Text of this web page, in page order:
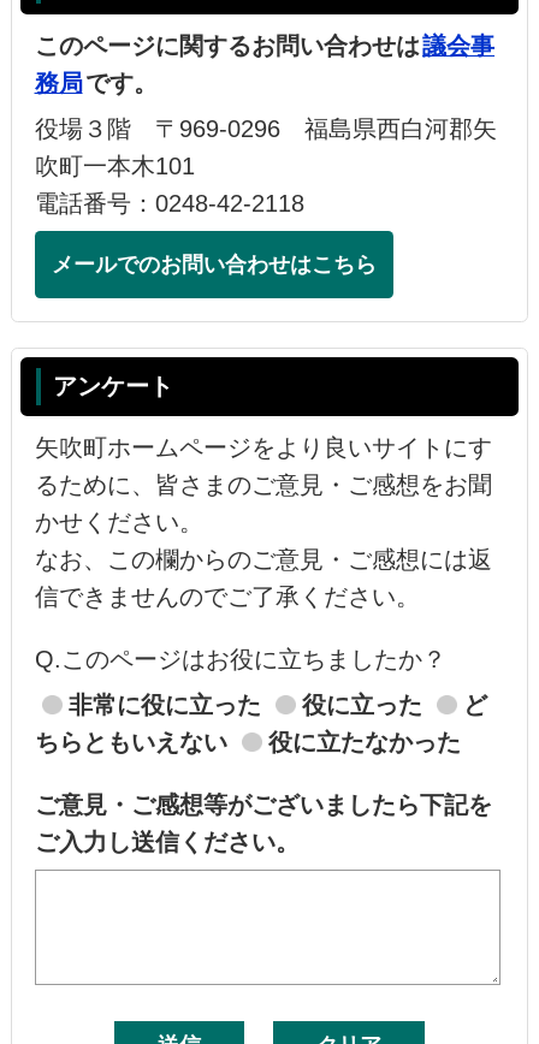
このページに関するお問い合わせは議会事
務局です。
役場３階 〒969-0296 福島県西白河郡矢
吹町一本木101
電話番号：0248-42-2118
メールでのお問い合わせはこちら
アンケート
矢吹町ホームページをより良いサイトにす
るために、皆さまのご意見・ご感想をお聞
かせください。
なお、この欄からのご意見・ご感想には返
信できませんのでご了承ください。
Q.このページはお役に立ちましたか？
非常に役に立った
役に立った
ど
ちらともいえない
役に立たなかった
ご意見・ご感想等がございましたら下記を
ご入力し送信ください。